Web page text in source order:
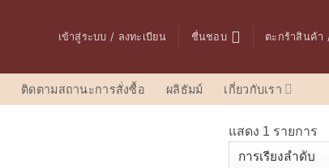
เข้าสู่ระบบ / ลงทะเบียน ชื่นชอบ ตะกร้าสินค้
ติดตามสถานะการสั่งซื้อ ผลิธัมม์ เกี่ยวกับเรา
แสดง 1 รายการ